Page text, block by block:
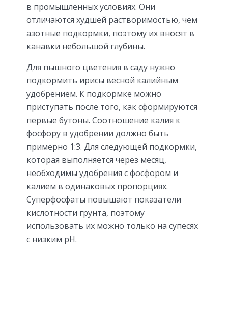
в промышленных условиях. Они
отличаются худшей растворимостью, чем
азотные подкормки, поэтому их вносят в
канавки небольшой глубины.
Для пышного цветения в саду нужно
подкормить ирисы весной калийным
удобрением. К подкормке можно
приступать после того, как сформируются
первые бутоны. Соотношение калия к
фосфору в удобрении должно быть
примерно 1:3. Для следующей подкормки,
которая выполняется через месяц,
необходимы удобрения с фосфором и
калием в одинаковых пропорциях.
Суперфосфаты повышают показатели
кислотности грунта, поэтому
использовать их можно только на супесях
с низким рН.